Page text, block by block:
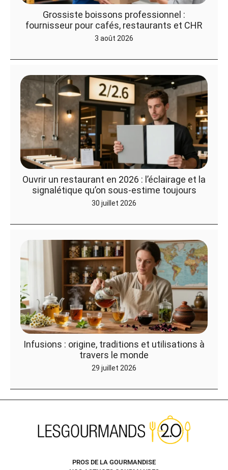
Grossiste boissons professionnel :
fournisseur pour cafés, restaurants et CHR
3 août 2026
Ouvrir un restaurant en 2026 : l’éclairage et la
signalétique qu’on sous-estime toujours
30 juillet 2026
Infusions : origine, traditions et utilisations à
travers le monde
29 juillet 2026
PROS DE LA GOURMANDISE